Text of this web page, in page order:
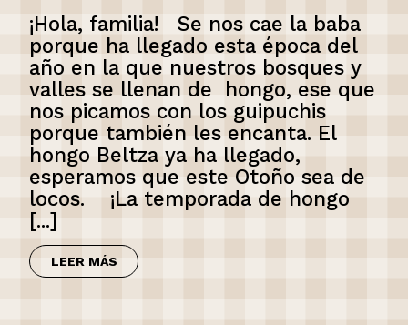
¡Hola, familia! Se nos cae la baba
porque ha llegado esta época del
año en la que nuestros bosques y
valles se llenan de hongo, ese que
nos picamos con los guipuchis
porque también les encanta. El
hongo Beltza ya ha llegado,
esperamos que este Otoño sea de
locos. ¡La temporada de hongo
[...]
LEER MÁS